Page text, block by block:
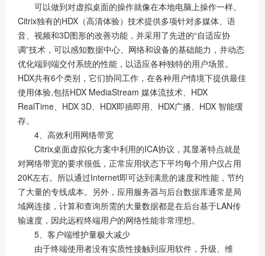
可以做到对虚拟桌面的操作就像在本地电脑上操作一样。
Citrix独有的HDX（高清体验）技术提供多项针对多媒体、语
音、视频和3D图形的改善功能，并采用了先进的“自适应协
调”技术，可以感知数据中心、网络和设备的基础能力，并动态
优化端到端交付系统的性能，以适应各种独特的用户场景。
HDX共有6个类别，它们协同工作，在各种用户情境下提供最佳
使用体验,包括HDX MediaStream 媒体流技术、HDX
RealTime、HDX 3D、HDX即插即用、HDX广播、HDX 智能缓
存。
4、高效利用网络带宽
Citrix桌面虚拟化方案中利用的ICA协议，其显著特点就是
对网络带宽的要求很低，正常应用状态下平均每个用户仅占用
20K左右。所以通过Internet即可达到满意的速度和性能，节约
了大量的专线成本。另外，应用服务器与后台数据库通常是局
域网连接，计算和查询所需的大量数据都是在后台基于LAN传
输速度，因此远程终端用户的网络性能非常理想。
5、客户端维护量极大减少
由于终端使用者没有实质性接触到应用软件，升级、维